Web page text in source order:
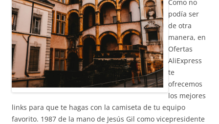
Como no
podía ser
de otra
manera, en
Ofertas
AliExpress
te
ofrecemos
los mejores
links para que te hagas con la camiseta de tu equipo
favorito. 1987 de la mano de Jesús Gil como vicepresidente